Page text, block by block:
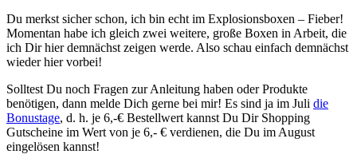
Du merkst sicher schon, ich bin echt im Explosionsboxen – Fieber!
Momentan habe ich gleich zwei weitere, große Boxen in Arbeit, die
ich Dir hier demnächst zeigen werde. Also schau einfach demnächst
wieder hier vorbei!
Solltest Du noch Fragen zur Anleitung haben oder Produkte
benötigen, dann melde Dich gerne bei mir! Es sind ja im Juli die
Bonustage, d. h. je 6,-€ Bestellwert kannst Du Dir Shopping
Gutscheine im Wert von je 6,- € verdienen, die Du im August
eingelösen kannst!